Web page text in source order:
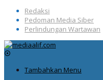
Redaksi
Pedoman Media Siber
Perlindungan Wartawan
Tambahkan Menu